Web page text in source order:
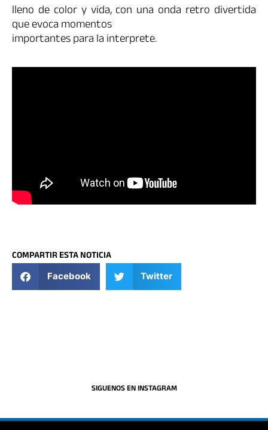
lleno de color y vida, con una onda retro divertida
que evoca momentos
importantes para la interprete.
COMPARTIR ESTA NOTICIA
Facebook Twitter
SIGUENOS EN INSTAGRAM